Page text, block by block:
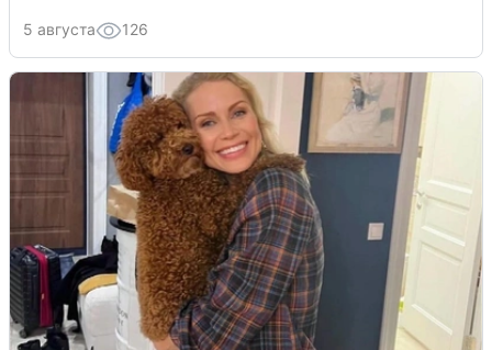
5 августа 126